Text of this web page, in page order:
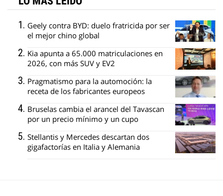
Geely contra BYD: duelo fratricida por ser
el mejor chino global
Kia apunta a 65.000 matriculaciones en
2026, con más SUV y EV2
Pragmatismo para la automoción: la
receta de los fabricantes europeos
Bruselas cambia el arancel del Tavascan
por un precio mínimo y un cupo
Stellantis y Mercedes descartan dos
gigafactorías en Italia y Alemania